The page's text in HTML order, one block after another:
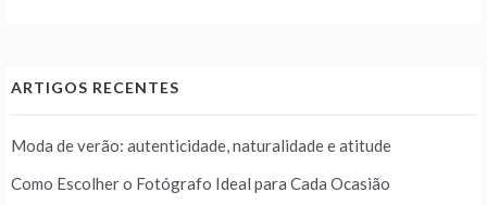
ARTIGOS RECENTES
Moda de verão: autenticidade, naturalidade e atitude
Como Escolher o Fotógrafo Ideal para Cada Ocasião